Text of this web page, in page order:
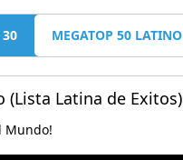
30 MEGATOP 50 LATINO
(Lista Latina de Exitos)
Mundo!